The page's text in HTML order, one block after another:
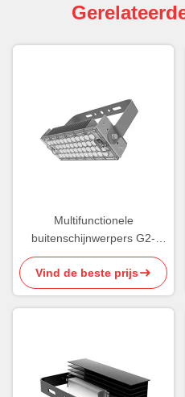
Multifunctionele
buitenschijnwerpers G2-
serie 240W LED-
schijnwerper
Vind de beste prijs